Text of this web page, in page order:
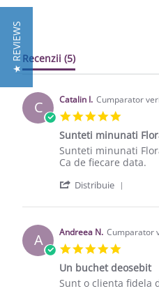
Recenzii (5)
C Catalin I. Cumparator
5.0 star
Sunteti minunati
Review by Catalin I.
review stating
Sunteti minunati
Ca de fiecare data.
Distribuie
A Andreea N. Cumparator
5.0 star
Un buchet deosebit
Review by Andreea
review stating Un
Sunt o clienta fidela
★ REVIEWS